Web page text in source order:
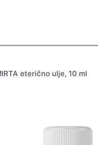
eterično ulje, 10 ml